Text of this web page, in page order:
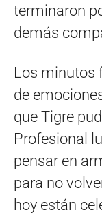
terminaron
demás
Los minutos
de
que Tigre
Profesional
pensar en
para no
hoy están